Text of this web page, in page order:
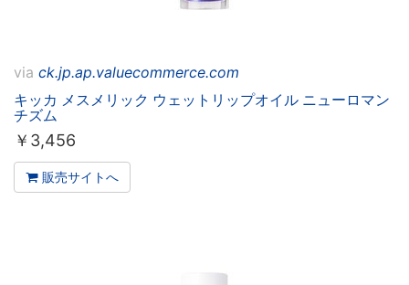
via ck.jp.ap.valuecommerce.com
キッカ メスメリック ウェットリップオイル ニューロマン
チズム
￥ 3,456
販売サイトへ